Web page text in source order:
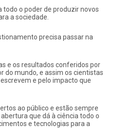
todo o poder de produzir novos
a sociedade.
precisa passar na
e os resultados conferidos por
do mundo, e assim os cientistas
e pelo impacto que
ao público e estão sempre
que dá à ciência todo o
e tecnologias para a